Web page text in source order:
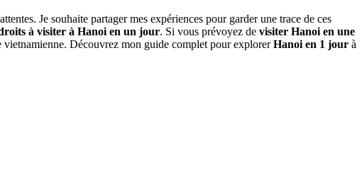
Je souhaite partager mes expériences pour garder une trace de ces
à visiter à Hanoi en un jour. Si vous prévoyez de visiter Hanoi en une
Découvrez mon guide complet pour explorerHanoi en 1 jour à